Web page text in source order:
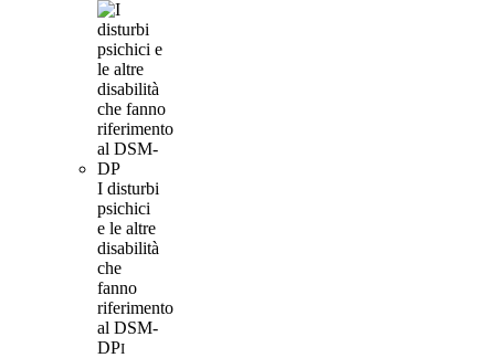
I disturbi
psichici
e le altre
disabilità
che
fanno
riferimento
al DSM-
DPI